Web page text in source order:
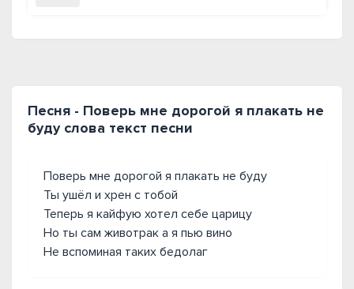
Песня - Поверь мне дорогой я плакать не
буду слова текст песни
Поверь мне дорогой я плакать не буду
Ты ушёл и хрен с тобой
Теперь я кайфую хотел себе царицу
Но ты сам животрак а я пью вино
Не вспоминая таких бедолаг